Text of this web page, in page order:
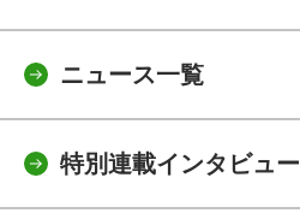
ニュース一覧
特別連載インタビュー